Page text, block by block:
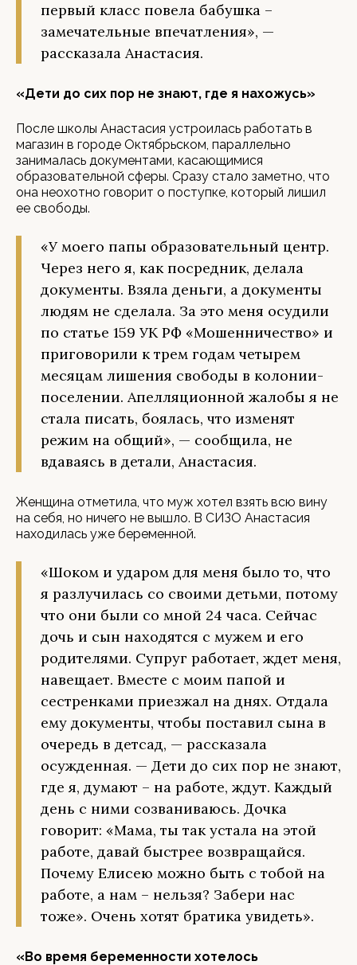
первый класс повела бабушка –
замечательные впечатления», —
рассказала Анастасия.
«Дети до сих пор не знают, где я нахожусь»
После школы Анастасия устроилась работать в
магазин в городе Октябрьском, параллельно
занималась документами, касающимися
образовательной сферы. Сразу стало заметно, что
она неохотно говорит о поступке, который лишил
ее свободы.
«У моего папы образовательный центр.
Через него я, как посредник, делала
документы. Взяла деньги, а документы
людям не сделала. За это меня осудили
по статье 159 УК РФ «Мошенничество» и
приговорили к трем годам четырем
месяцам лишения свободы в колонии-
поселении. Апелляционной жалобы я не
стала писать, боялась, что изменят
режим на общий», — сообщила, не
вдаваясь в детали, Анастасия.
Женщина отметила, что муж хотел взять всю вину
на себя, но ничего не вышло. В СИЗО Анастасия
находилась уже беременной.
«Шоком и ударом для меня было то, что
я разлучилась со своими детьми, потому
что они были со мной 24 часа. Сейчас
дочь и сын находятся с мужем и его
родителями. Супруг работает, ждет меня,
навещает. Вместе с моим папой и
сестренками приезжал на днях. Отдала
ему документы, чтобы поставил сына в
очередь в детсад, — рассказала
осужденная. — Дети до сих пор не знают,
где я, думают – на работе, ждут. Каждый
день с ними созваниваюсь. Дочка
говорит: «Мама, ты так устала на этой
работе, давай быстрее возвращайся.
Почему Елисею можно быть с тобой на
работе, а нам – нельзя? Забери нас
тоже». Очень хотят братика увидеть».
«Во время беременности хотелось